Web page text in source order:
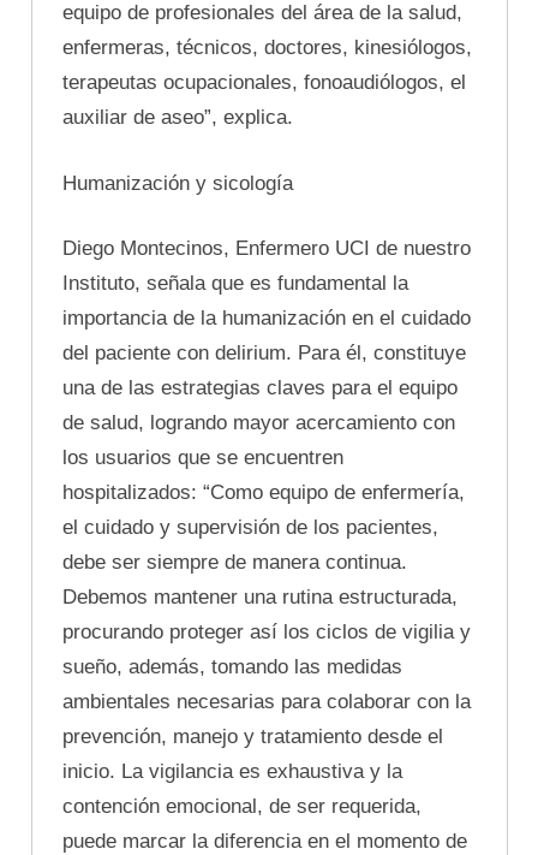
equipo de profesionales del área de la salud,
enfermeras, técnicos, doctores, kinesiólogos,
terapeutas ocupacionales, fonoaudiólogos, el
auxiliar de aseo”, explica.
Humanización y sicología
Diego Montecinos, Enfermero UCI de nuestro
Instituto, señala que es fundamental la
importancia de la humanización en el cuidado
del paciente con delirium. Para él, constituye
una de las estrategias claves para el equipo
de salud, logrando mayor acercamiento con
los usuarios que se encuentren
hospitalizados: “Como equipo de enfermería,
el cuidado y supervisión de los pacientes,
debe ser siempre de manera continua.
Debemos mantener una rutina estructurada,
procurando proteger así los ciclos de vigilia y
sueño, además, tomando las medidas
ambientales necesarias para colaborar con la
prevención, manejo y tratamiento desde el
inicio. La vigilancia es exhaustiva y la
contención emocional, de ser requerida,
puede marcar la diferencia en el momento de